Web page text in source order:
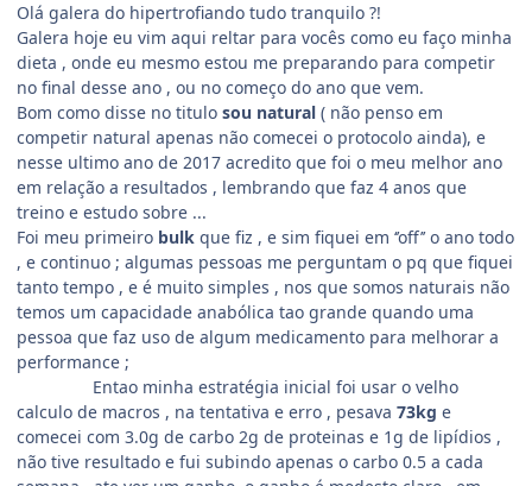
Olá galera do hipertrofiando tudo tranquilo ?!
Galera hoje eu vim aqui reltar para vocês como eu faço minha
dieta , onde eu mesmo estou me preparando para competir
no final desse ano , ou no começo do ano que vem.
Bom como disse no titulo sou natural ( não penso em
competir natural apenas não comecei o protocolo ainda), e
nesse ultimo ano de 2017 acredito que foi o meu melhor ano
em relação a resultados , lembrando que faz 4 anos que
treino e estudo sobre ...
Foi meu primeiro bulk que fiz , e sim fiquei em ‘’off’’ o ano todo
, e continuo ; algumas pessoas me perguntam o pq que fiquei
tanto tempo , e é muito simples , nos que somos naturais não
temos um capacidade anabólica tao grande quando uma
pessoa que faz uso de algum medicamento para melhorar a
performance ;
Entao minha estratégia inicial foi usar o velho
calculo de macros , na tentativa e erro , pesava 73kg e
comecei com 3.0g de carbo 2g de proteinas e 1g de lipídios ,
não tive resultado e fui subindo apenas o carbo 0.5 a cada